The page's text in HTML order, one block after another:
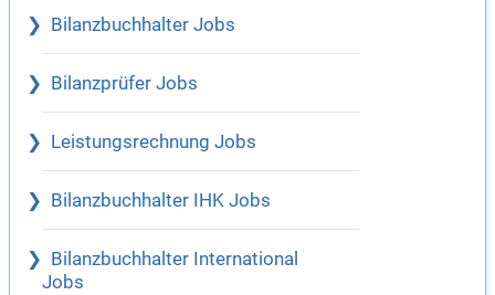
Bilanzbuchhalter Jobs
Bilanzprüfer Jobs
Leistungsrechnung Jobs
Bilanzbuchhalter IHK Jobs
Bilanzbuchhalter International
Jobs